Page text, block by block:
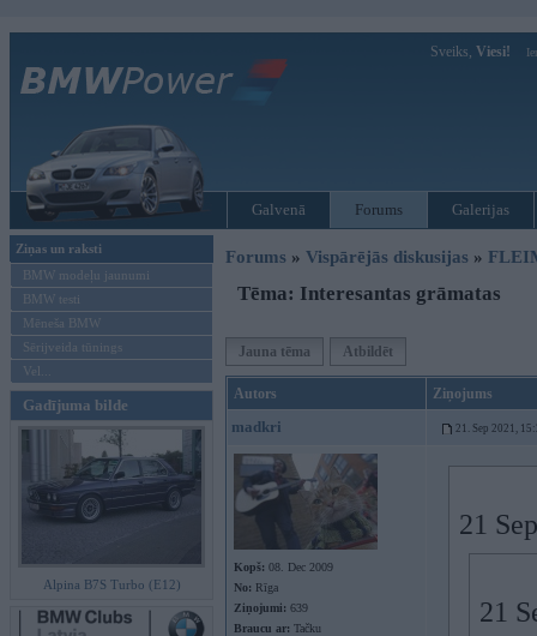
Sveiks, Viesi!
Galvenā Forums Galerijas
Ziņas un raksti
BMW modeļu jaunumi
BMW testi
Mēneša BMW
Sērijveida tūnings
Vel...
Gadījuma bilde
Alpina B7S Turbo (E12)
Forums » Vispārējās diskusijas »
Tēma: Interesantas grāmatas
Jauna tēma Atbildēt
Autors Ziņojums
madkri 21. Sep 2021,
Kopš: 08. Dec 2009
No: Rīga
Ziņojumi: 639
Braucu ar: Tačku
21
21